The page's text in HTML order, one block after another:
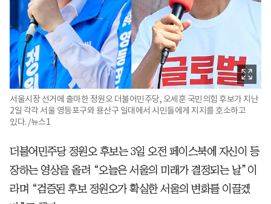
서울시장 선거에 출마한 정원오 더불어민주당, 오세훈 국민의힘 후보가 지난
2일 각각 서울 영등포구와 용산구 일대에서 시민들에게 지지를 호소하고
있다. /뉴스1
더불어민주당 정원오 후보는 3일 오전 페이스북에 자신이 등
장하는 영상을 올려 “오늘은 서울의 미래가 결정되는 날”이
라며 “검증된 후보 정원오가 확실한 서울의 변화를 이끌겠